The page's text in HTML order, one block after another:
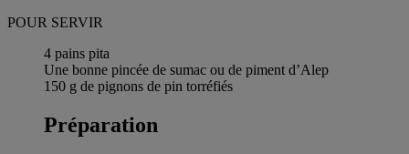
POUR SERVIR
4 pains pita
Une bonne pincée de sumac ou de piment d’Alep
150 g de pignons de pin torréfiés
Préparation